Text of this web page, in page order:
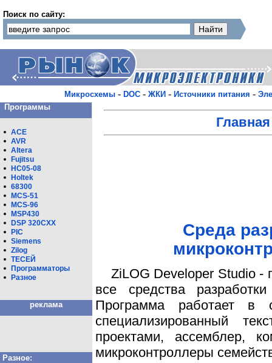
Поиск по сайту:
Микросхемы - DOC - ЖКИ - Источники питания -
Программы
ACE
AVR
Altera
Fujitsu
HC05-08
Holtek
68300
MCS-51
MCS-96
MSP430
DSP 320CXX
PIC
Siemens
Zilog
ТЕСЕЙ
Программаторы
Разное
реклама
Разное:
Среда
ZiLOG Developer Studio -
все средства
Программа работает в
специализированный
проектами, ассемблер,
микроконтроллеры